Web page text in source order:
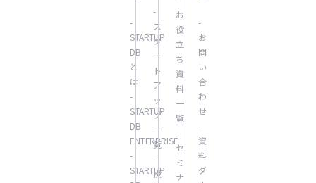
-
STARTUP
DB
と
は
-
STARTUP
DB
ENTERPRISE
-
STARTUP
-
ス
タ
ー
ト
ア
ッ
プ
一
覧
-
投
お
役
立
ち
資
料
一
覧
-
セ
ミ
ナ
-
お
問
い
合
わ
せ
-
資
料
ダ